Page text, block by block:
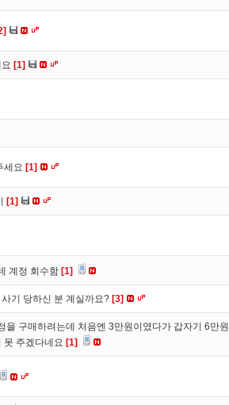
[1]
세요 [1]
[1]
계정 회수함 [1]
기 당하신 분 계실까요? [3]
을 구매하려는데 처음엔 3만원이였다가 갑자기 6만
못 주겠다네요 [1]